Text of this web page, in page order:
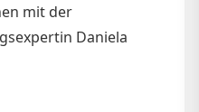
mit der
Daniela